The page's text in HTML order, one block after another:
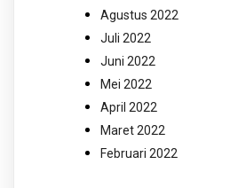
Agustus 2022
Juli 2022
Juni 2022
Mei 2022
April 2022
Maret 2022
Februari 2022